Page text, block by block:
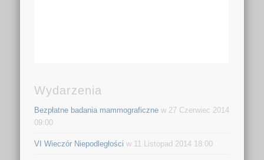
Wydarzenia
Bezpłatne badania mammograficzne w 27 Czerwiec 2014
09:00
VI Wieczór Niepodległości w 11 Listopad 2014 18:00